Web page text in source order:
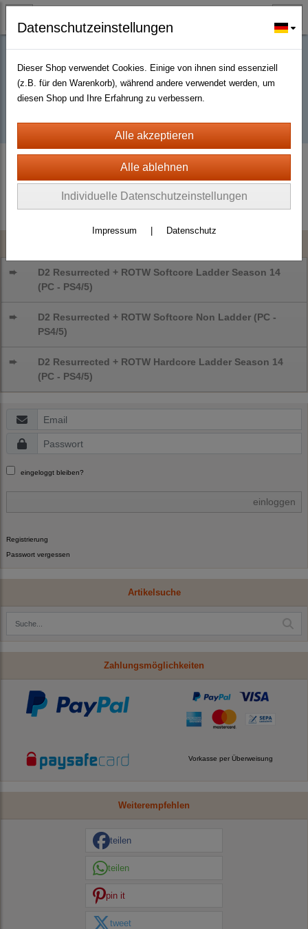
Buy D2R items | Diablo 2 Resurrected |
D2km
➨
D2 Resurrected + ROTW Softcore Ladder Season 14
(PC - PS4/5)
➨
D2 Resurrected + ROTW Softcore Non Ladder (PC -
PS4/5)
➨
D2 Resurrected + ROTW Hardcore Ladder Season 14
(PC - PS4/5)
eingeloggt bleiben?
einloggen
Registrierung
Passwort vergessen
Artikelsuche
D2 LEGACY (OLD D2) Europe Sc Non Ladd
Zahlungsmöglichkeiten
Vorkasse per Überweisung
Weiterempfehlen
teilen
teilen
pin it
tweet
Datenschutzeinstellungen
Dieser Shop verwendet Cookies. Einige von ihnen sind essenziell
(z.B. für den Warenkorb), während andere verwendet werden, um
diesen Shop und Ihre Erfahrung zu verbessern.
Individuelle Datenschutzeinstellungen
Impressum Datenschutz